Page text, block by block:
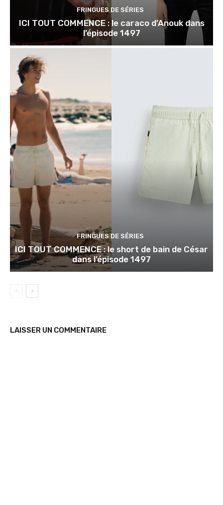
FRINGUES DE SÉRIES
ICI TOUT COMMENCE : le caraco d’Anouk dans
l’épisode 1497
FRINGUES DE SÉRIES
ICI TOUT COMMENCE : le short de bain de César
dans l’épisode 1497
LAISSER UN COMMENTAIRE